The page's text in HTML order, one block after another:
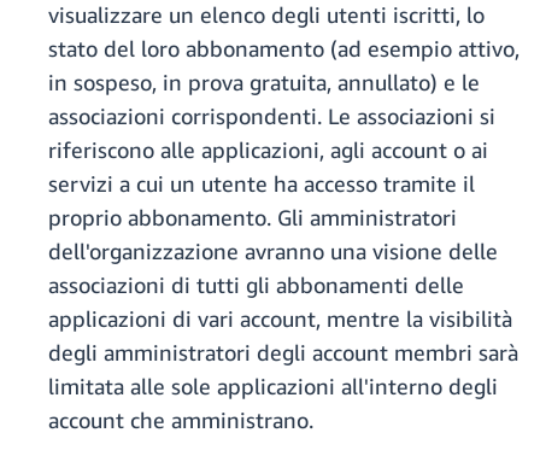
visualizzare un elenco degli utenti iscritti, lo
stato del loro abbonamento (ad esempio attivo,
in sospeso, in prova gratuita, annullato) e le
associazioni corrispondenti. Le associazioni si
riferiscono alle applicazioni, agli account o ai
servizi a cui un utente ha accesso tramite il
proprio abbonamento. Gli amministratori
dell'organizzazione avranno una visione delle
associazioni di tutti gli abbonamenti delle
applicazioni di vari account, mentre la visibilità
degli amministratori degli account membri sarà
limitata alle sole applicazioni all'interno degli
account che amministrano.